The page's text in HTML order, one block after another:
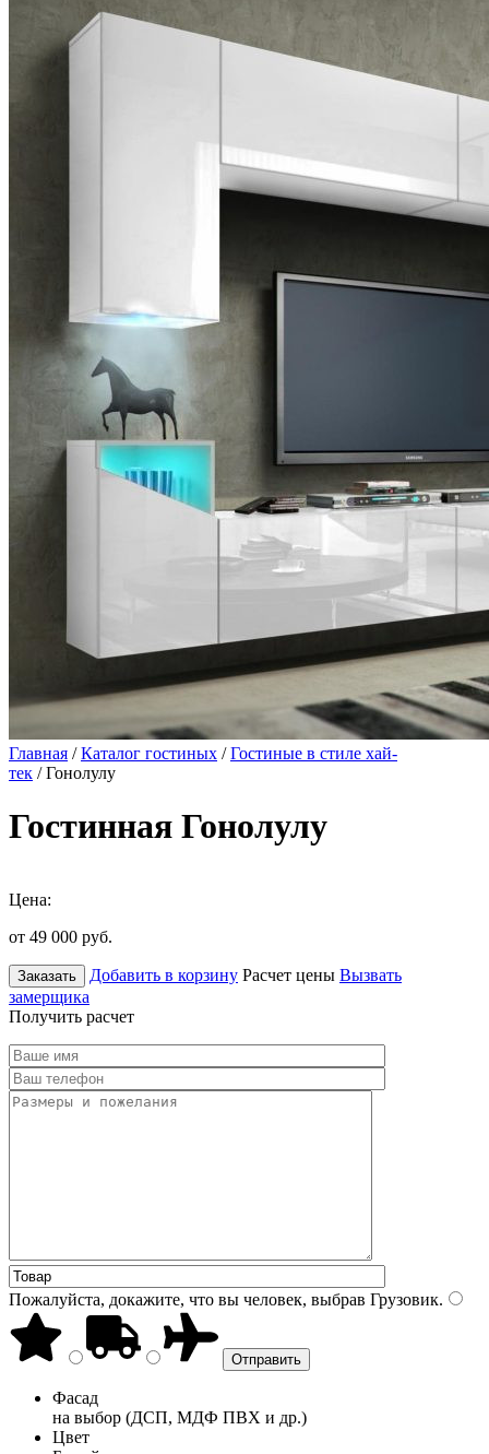
Главная /Каталог гостиных /Гостиные в стиле хай-
тек / Гонолулу
Гостинная Гонолулу
Цена:
от 49 000 руб.
Заказать Добавить в корзину Расчет цены Вызвать
замерщика
Получить расчет
Пожалуйста, докажите, что вы человек, выбрав Грузовик.
Фасад
на выбор (ДСП, МДФ ПВХ и др.)
Цвет